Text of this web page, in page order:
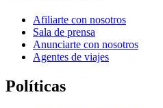
Afiliarte con nosotros
Sala de prensa
Anunciarte con nosotros
Agentes de viajes
Políticas